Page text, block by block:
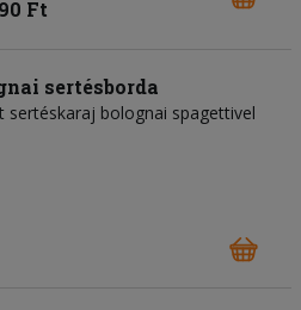
Ft
sertésborda
sertéskaraj bolognai spagettivel